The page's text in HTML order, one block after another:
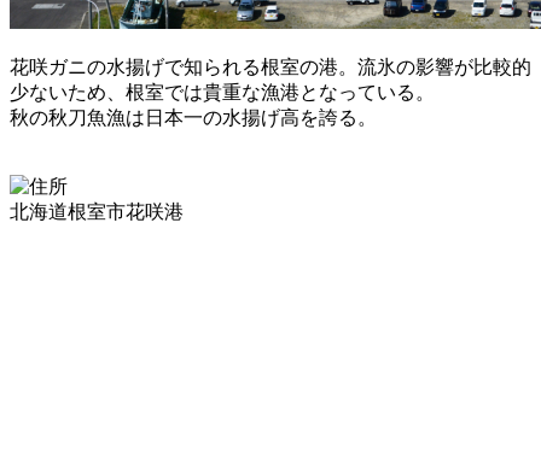
花咲ガニの水揚げで知られる根室の港。流氷の影響が比較的
少ないため、根室では貴重な漁港となっている。
秋の秋刀魚漁は日本一の水揚げ高を誇る。
北海道根室市花咲港